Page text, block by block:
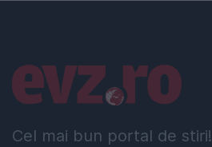
Cel mai bun portal de stiri!
Linkuri utile